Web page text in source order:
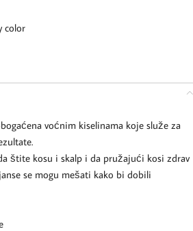
color
voćnim kiselinama koje služe za
štite kosu i skalp i da pružajući kosi zdrav
se mogu mešati kako bi dobili